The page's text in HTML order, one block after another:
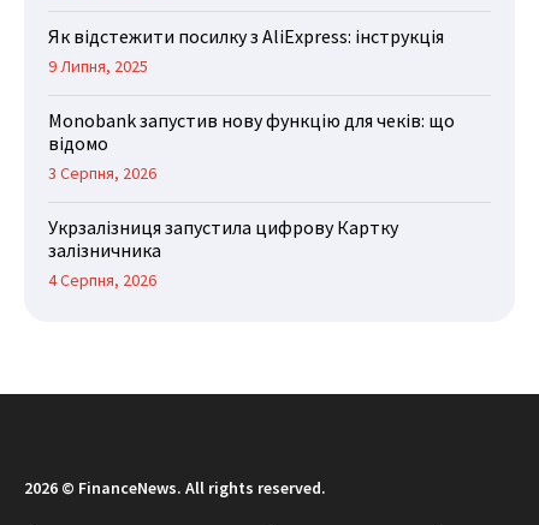
Як відстежити посилку з AliExpress: інструкція
9 Липня, 2025
Monobank запустив нову функцію для чеків: що
відомо
3 Серпня, 2026
Укрзалізниця запустила цифрову Картку
залізничника
4 Серпня, 2026
2026 © FinanceNews. All rights reserved.